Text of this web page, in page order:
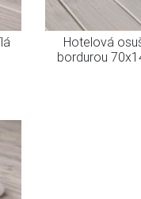
Hotelová
bordurou